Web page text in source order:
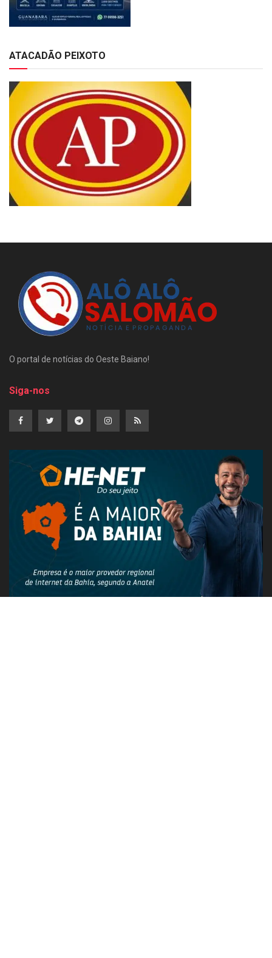
ATACADÃO PEIXOTO
O portal de notícias do Oeste Baiano!
Siga-nos